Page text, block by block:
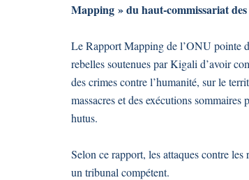
Mapping » du haut-commissariat
Le Rapport Mapping de l’ONU pointe
rebelles soutenues par Kigali d’avoir
des crimes contre l’humanité, sur le
massacres et des exécutions
hutus.
Selon ce rapport, les attaques contre
un tribunal compétent.